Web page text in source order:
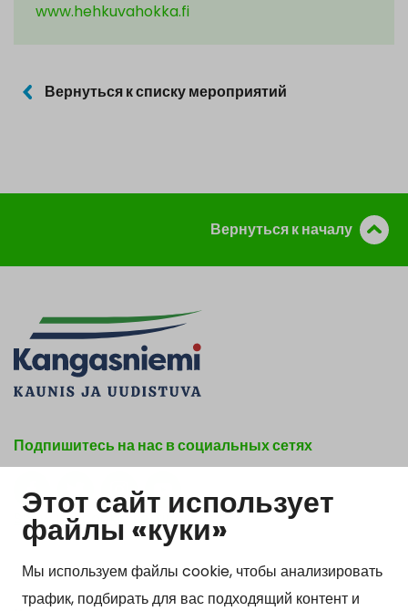
Этот сайт использует
файлы «куки»
Мы используем файлы cookie, чтобы анализировать
трафик, подбирать для вас подходящий контент и
www.hehkuvahokka.fi
Вернуться к списку мероприятий
Вернуться к началу
Подпишитесь на нас в социальных сетях
Show my cookie settings